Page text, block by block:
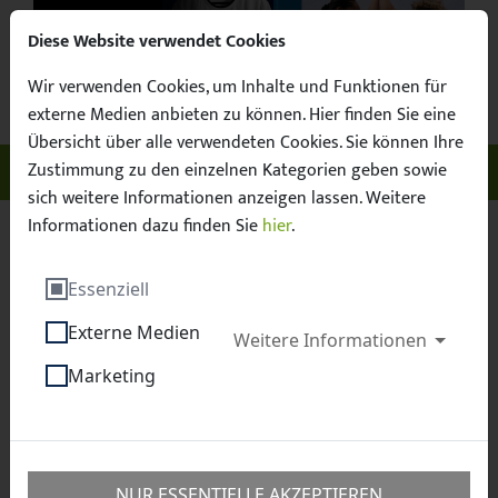
Facebook
X / Twitter
Instagram
YouTubeSuche
Unser Sachsen. Euer Fussball. Menü
Sächsischer Fußball-Verband e.V.
gesucht!
Ehrenamt:
Diese Website verwendet Cookies
Wir verwenden Cookies, um Inhalte und Funktionen für
externe Medien anbieten zu können. Hier finden Sie eine
Übersicht über alle verwendeten Cookies. Sie können Ihre
Zustimmung zu den einzelnen Kategorien geben sowie
sich weitere Informationen anzeigen lassen. Weitere
Informationen dazu finden Siehier.
Essenziell
Externe Medien
Marketing
Weitere Informationen